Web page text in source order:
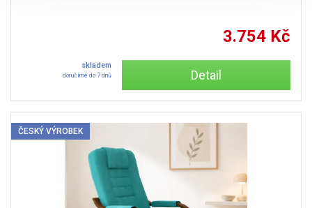
3.754 Kč
skladem
doručíme do 7 dnů Detail
ČESKÝ VÝROBEK